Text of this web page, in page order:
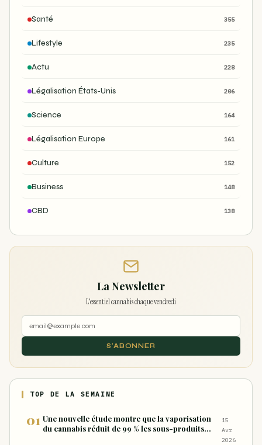
Santé 355
Lifestyle 235
Actu 228
Légalisation États-Unis 206
Science 164
Légalisation Europe 161
Culture 152
Business 148
CBD 138
La Newsletter
L'essentiel cannabis chaque vendredi
S'ABONNER
TOP DE LA SEMAINE
Une nouvelle étude montre que la vaporisation
du cannabis réduit de 99 % les sous-produits
15
Avr
2026